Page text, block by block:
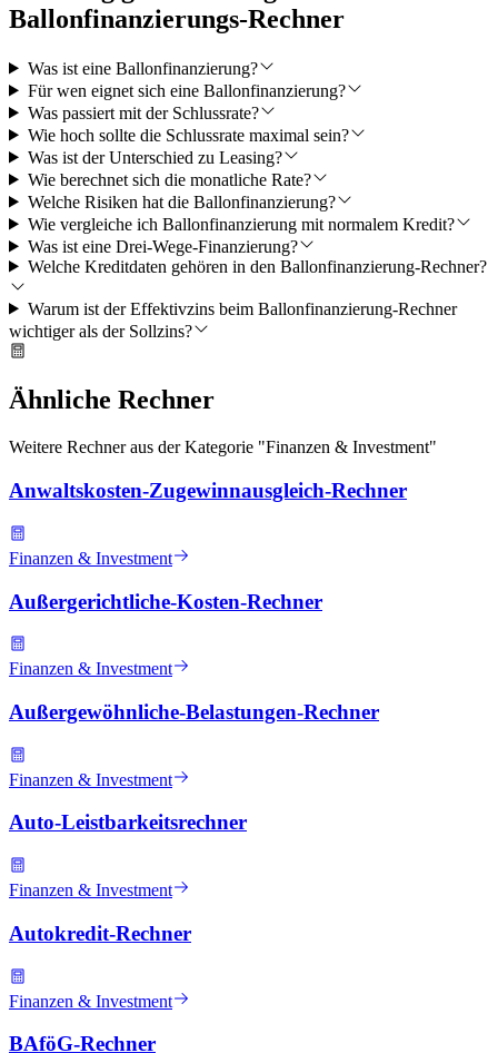
Ballonfinanzierungs-Rechner
Was ist eine Ballonfinanzierung?
Für wen eignet sich eine Ballonfinanzierung?
Was passiert mit der Schlussrate?
Wie hoch sollte die Schlussrate maximal sein?
Was ist der Unterschied zu Leasing?
Wie berechnet sich die monatliche Rate?
Welche Risiken hat die Ballonfinanzierung?
Wie vergleiche ich Ballonfinanzierung mit normalem Kredit?
Was ist eine Drei-Wege-Finanzierung?
Welche Kreditdaten gehören in den Ballonfinanzierung-Rechner?
Warum ist der Effektivzins beim Ballonfinanzierung-Rechner
wichtiger als der Sollzins?
Ähnliche Rechner
Weitere Rechner aus der Kategorie "Finanzen & Investment"
Anwaltskosten-Zugewinnausgleich-Rechner
Finanzen & Investment
Außergerichtliche-Kosten-Rechner
Finanzen & Investment
Außergewöhnliche-Belastungen-Rechner
Finanzen & Investment
Auto-Leistbarkeitsrechner
Finanzen & Investment
Autokredit-Rechner
Finanzen & Investment
BAföG-Rechner